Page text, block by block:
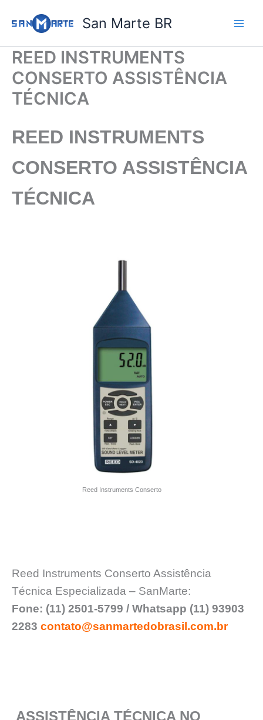
para
conteúdo
San Marte BR
REED INSTRUMENTS
CONSERTO ASSISTÊNCIA
TÉCNICA
REED INSTRUMENTS
CONSERTO ASSISTÊNCIA
TÉCNICA
Reed Instruments Conserto
Reed Instruments Conserto Assistência
Técnica Especializada – SanMarte:
Fone: (11) 2501-5799 / Whatsapp (11) 93903
2283 contato@sanmartedobrasil.com.br
ASSISTÊNCIA TÉCNICA NO